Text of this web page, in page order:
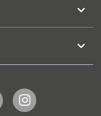
WERTGARANTIE
auf